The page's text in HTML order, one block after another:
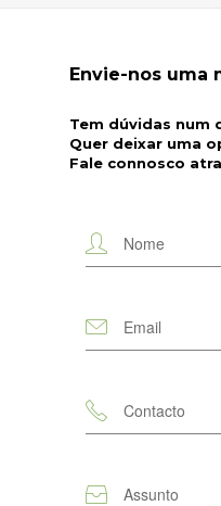
Envie-nos uma
Tem dúvidas num
Quer deixar uma
Fale connosco